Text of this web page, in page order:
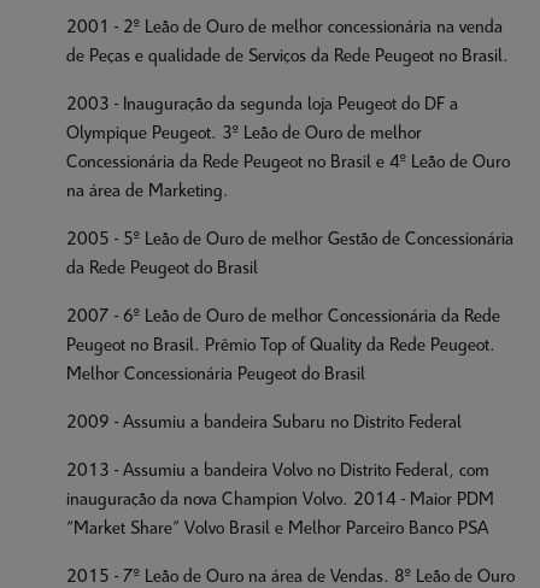
2001 - 2º Leão de Ouro de melhor concessionária na venda
de Peças e qualidade de Serviços da Rede Peugeot no Brasil.
2003 - Inauguração da segunda loja Peugeot do DF a
Olympique Peugeot. 3º Leão de Ouro de melhor
Concessionária da Rede Peugeot no Brasil e 4º Leão de Ouro
na área de Marketing.
2005 - 5º Leão de Ouro de melhor Gestão de Concessionária
da Rede Peugeot do Brasil
2007 - 6º Leão de Ouro de melhor Concessionária da Rede
Peugeot no Brasil. Prêmio Top of Quality da Rede Peugeot.
Melhor Concessionária Peugeot do Brasil
2009 - Assumiu a bandeira Subaru no Distrito Federal
2013 - Assumiu a bandeira Volvo no Distrito Federal, com
inauguração da nova Champion Volvo. 2014 - Maior PDM
“Market Share” Volvo Brasil e Melhor Parceiro Banco PSA
2015 - 7º Leão de Ouro na área de Vendas. 8º Leão de Ouro